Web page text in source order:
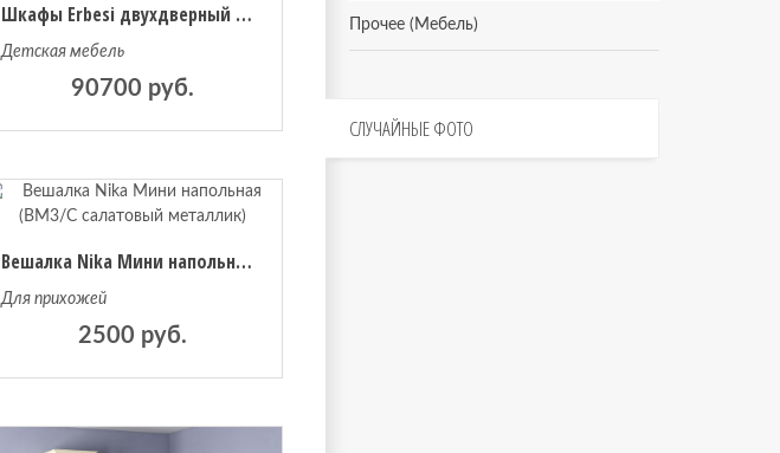
Шкафы Erbesi двухдверный Tato
Детская мебель
90700 руб.
Вешалка Nika Мини напольная (ВМ3/С салатовый металлик)
Для прихожей
2500 руб.
Прочее (Мебель)
СЛУЧАЙНЫЕФОТО